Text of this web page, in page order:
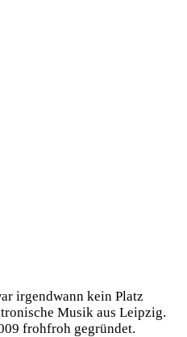
irgendwann kein Platz
Musik aus Leipzig.
frohfroh gegründet.